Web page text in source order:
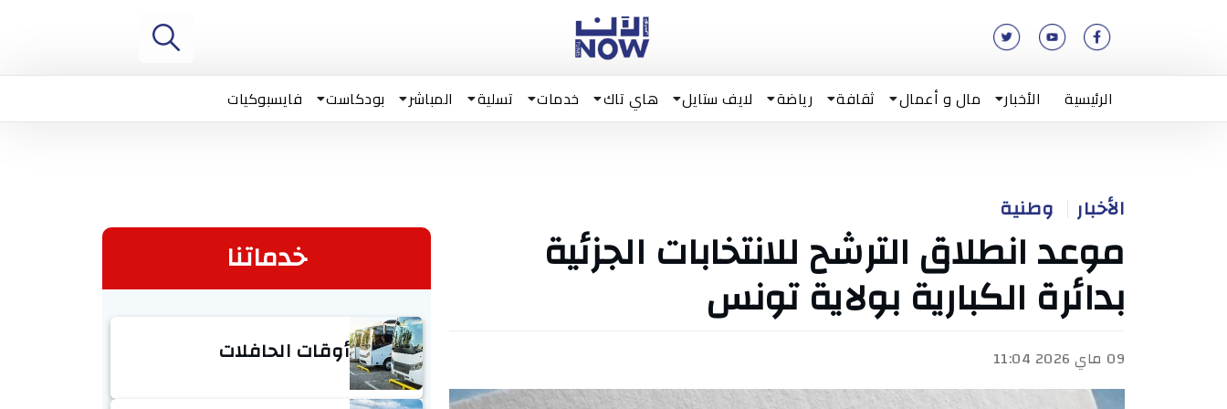
الرئيسية الأخبار مال و أعمال ثقافة رياضة لايف ستايل هاي تاك خدمات تسلية المباشر بودكاست فايسبوكيات
الأخبار وطنية
موعد انطلاق الترشح للانتخابات الجزئية
بدائرة الكبارية بولاية تونس
09 ماي 2026 11:04
خدماتنا
أوقات الحافلات